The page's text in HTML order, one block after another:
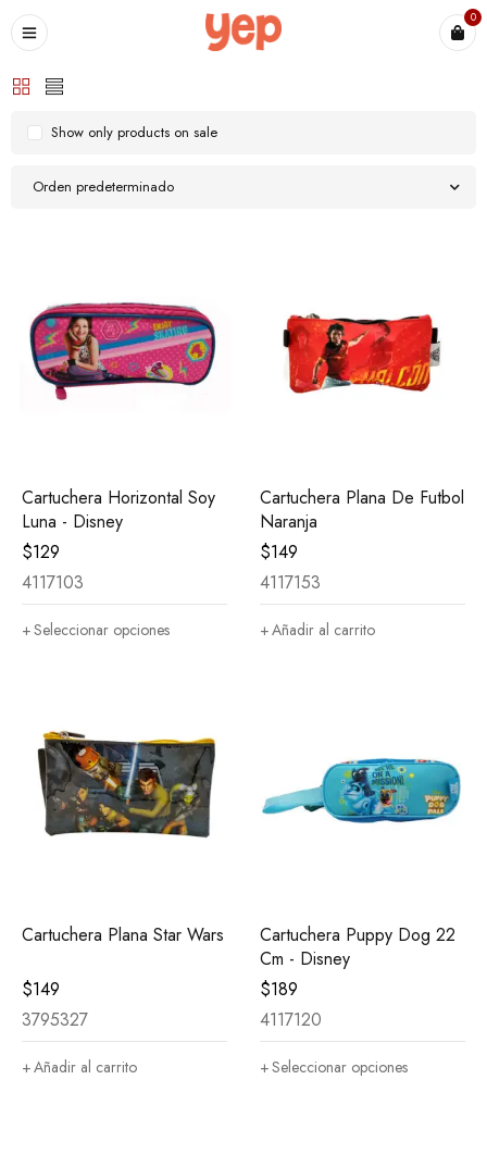
0
Orden predeterminado
Show only products on sale
Cartuchera Horizontal Soy
Luna - Disney
$129
4117103
Seleccionar opciones
Cartuchera Plana De Futbol
Naranja
$149
4117153
Añadir al carrito
Cartuchera Plana Star Wars
$149
3795327
Añadir al carrito
Cartuchera Puppy Dog 22
Cm - Disney
$189
4117120
Seleccionar opciones